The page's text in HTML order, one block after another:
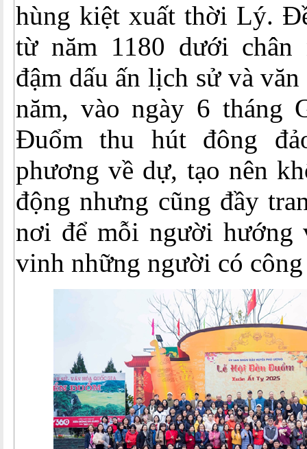
hùng kiệt xuất thời Lý.
từ năm 1180 dưới
đậm dấu ấn lịch sử và
năm, vào ngày 6 tháng
Đuổm thu hút đông
phương về dự, tạo nên
động nhưng cũng đầy
nơi để mỗi người hướng
vinh những người có